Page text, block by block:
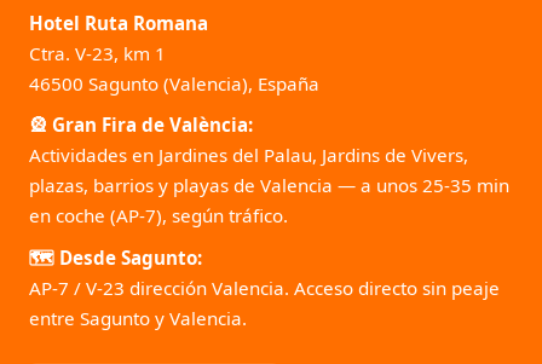
Hotel Ruta Romana
Ctra. V-23, km 1
46500 Sagunto (Valencia), España
🎡 Gran Fira de València:
Actividades en Jardines del Palau, Jardins de Vivers,
plazas, barrios y playas de Valencia — a unos 25-35 min
en coche (AP-7), según tráfico.
🗺️ Desde Sagunto:
AP-7 / V-23 dirección Valencia. Acceso directo sin peaje
entre Sagunto y Valencia.